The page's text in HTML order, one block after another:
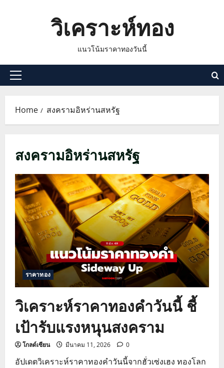
วิเคราะห์ทอง
แนวโน้มราคาทองวันนี้
Primary
Home สงครามอิหร่านสหรัฐ
สงครามอิหร่านสหรัฐ
ราคาทอง
วิเคราะห์ราคาทองคำวันนี้ ชี้
เป้ารับแรงหนุนสงคราม
โกลด์เซียน มีนาคม 11, 2026 0
อัปเดตวิเคราะห์ราคาทองคำวันนี้จากฮั่วเซ่งเฮง ทองโลก